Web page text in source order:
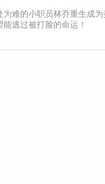
为难的小职员林乔重生成
逃过被打脸的命运！